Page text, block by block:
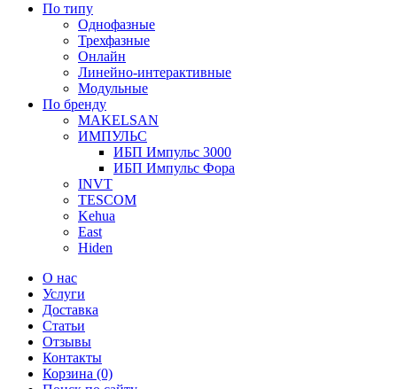
По типу
Однофазные
Трехфазные
Онлайн
Линейно-интерактивные
Модульные
По бренду
MAKELSAN
ИМПУЛЬС
ИБП Импульс 3000
ИБП Импульс Фора
INVT
TESCOM
Kehua
East
Hiden
О нас
Услуги
Доставка
Статьи
Отзывы
Контакты
Корзина (0)